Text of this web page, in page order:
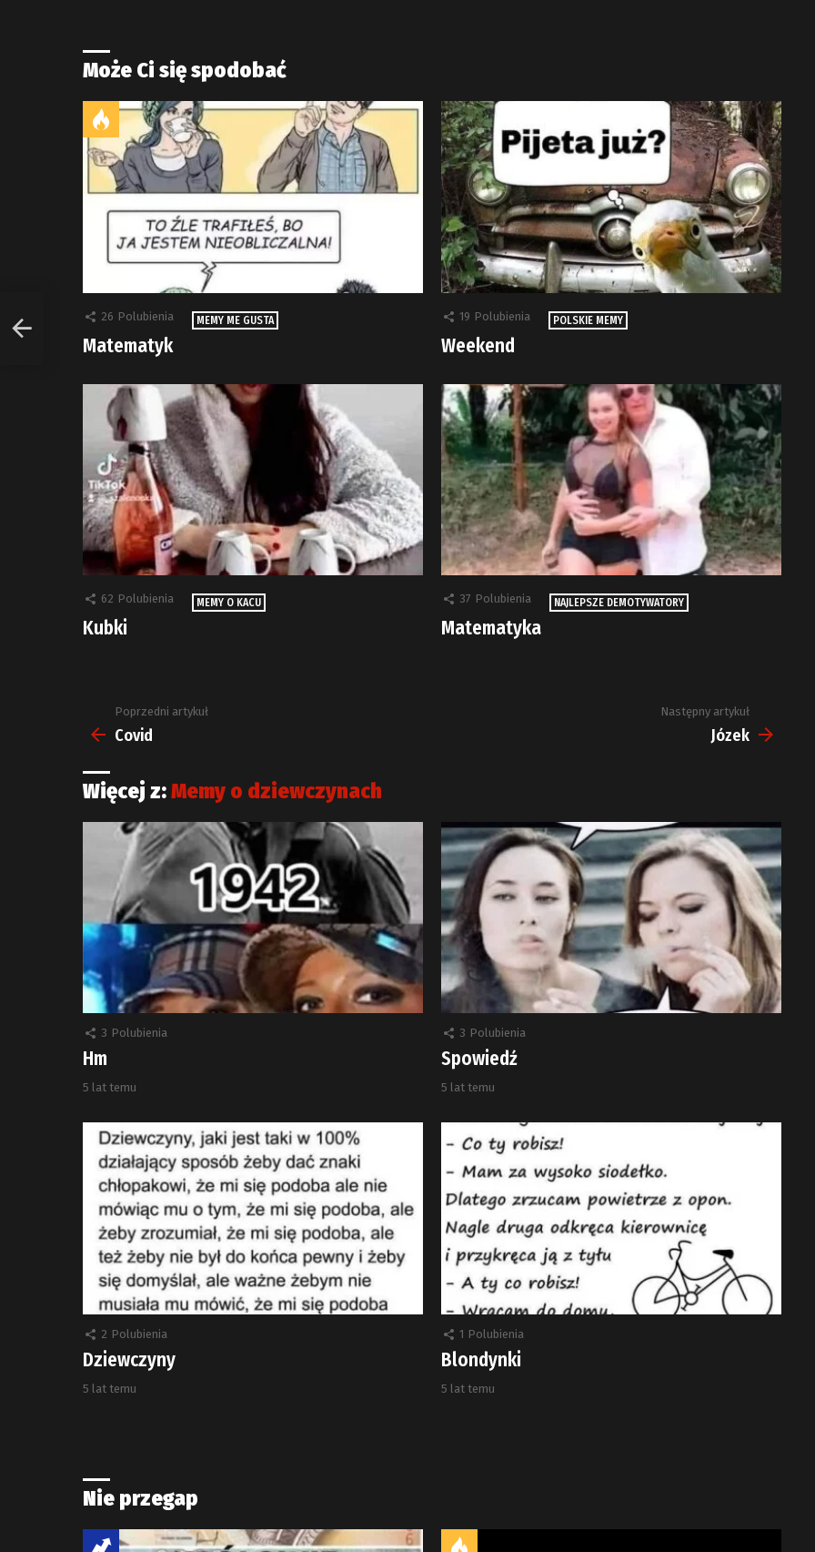
Może Ci się spodobać
26 Polubienia MEMY ME GUSTA
Matematyk
19 Polubienia POLSKIE MEMY
Weekend
62 Polubienia MEMY O KACU
Kubki
37 Polubienia NAJLEPSZE DEMOTYWATORY
Matematyka
Zobacz
więcej
Poprzedni artykuł
Covid
Następny artykuł
Józek
Więcej z:Memy o dziewczynach
3 Polubienia
Hm
5 lat temu
3 Polubienia
Spowiedź
5 lat temu
2 Polubienia
Dziewczyny
5 lat temu
1 Polubienia
Blondynki
5 lat temu
Nie przegap